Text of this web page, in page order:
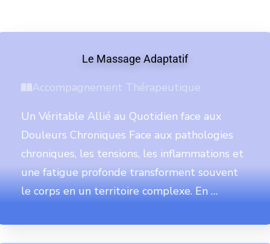
Le Massage Adaptatif
Accompagnement Thérapeutique
Un Véritable Allié au Quotidien face aux
Douleurs Chroniques Face aux pathologies
chroniques, les tensions, les inflammations et
une fatigue profonde transforment souvent
le corps en un territoire complexe. En …